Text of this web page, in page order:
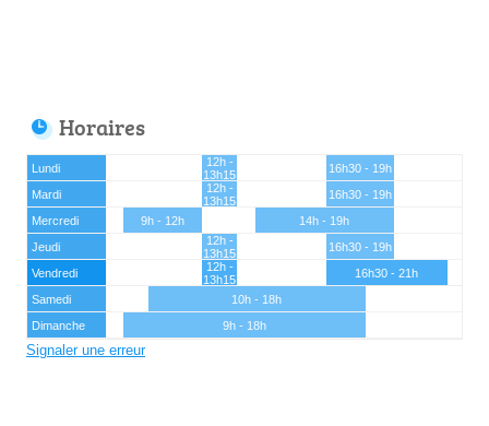
Horaires
Lundi
12h -
13h15
16h30 - 19h
Mardi
12h -
13h15
16h30 - 19h
Mercredi
9h - 12h
14h - 19h
Jeudi
12h -
13h15
16h30 - 19h
Vendredi
12h -
13h15
16h30 - 21h
Samedi
10h - 18h
Dimanche
9h - 18h
Signaler une erreur